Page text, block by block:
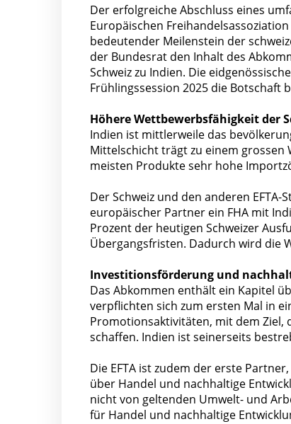
Der erfolgreiche Abschluss eines
Europäischen
bedeutender Meilenstein der
der Bundesrat den Inhalt des
Schweiz zu Indien. Die
Frühlingssession 2025 die Botschaft
Höhere Wettbewerbsfähigkeit der
Indien ist mittlerweile das
Mittelschicht trägt zu einem grossen
meisten Produkte sehr hohe
Der Schweiz und den anderen
europäischer Partner ein FHA mit
Prozent der heutigen Schweizer
Übergangsfristen. Dadurch wird die
Investitionsförderung und
Das Abkommen enthält ein Kapitel
verpflichten sich zum ersten Mal in
Promotionsaktivitäten, mit dem Ziel,
schaffen. Indien ist seinerseits
Die EFTA ist zudem der erste
über Handel und nachhaltige
nicht von geltenden Umwelt- und
für Handel und nachhaltige